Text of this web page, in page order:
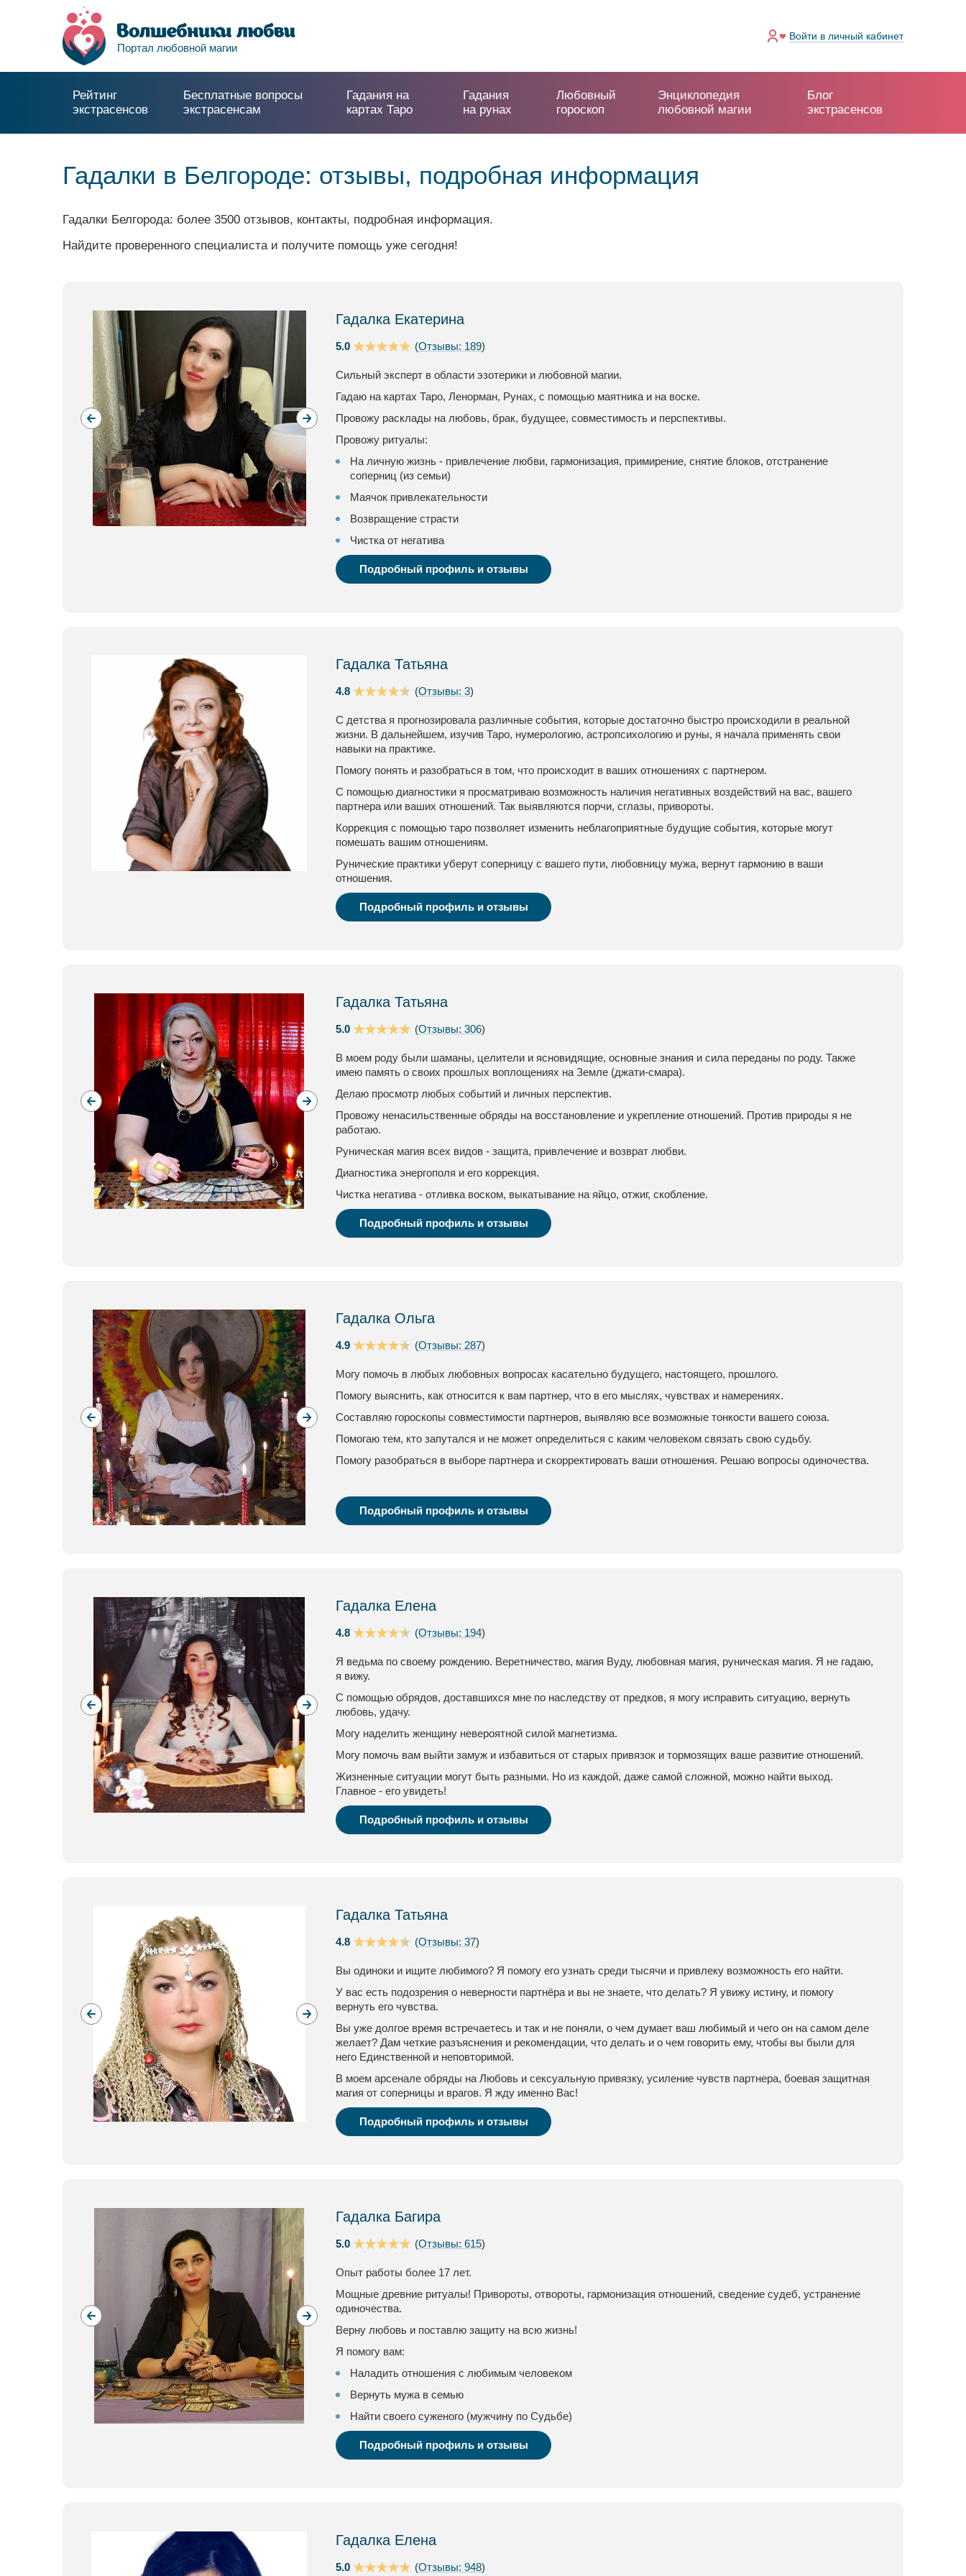
Портал любовной магии
Войти в личный кабинет
Рейтинг
экстрасенсов
Бесплатные вопросы
экстрасенсам
Гадания на
картах Таро
Гадания
на рунах
Любовный
гороскоп
Энциклопедия
любовной магии
Блог
экстрасенсов
Гадалки в Белгороде: отзывы, подробная информация
Гадалки Белгорода: более 3500 отзывов, контакты, подробная информация.
Найдите проверенного специалиста и получите помощь уже сегодня!
Гадалка Екатерина
5.0 (Отзывы: 189)
Сильный эксперт в области эзотерики и любовной магии.
Гадаю на картах Таро, Ленорман, Рунах, с помощью маятника и на воске.
Провожу расклады на любовь, брак, будущее, совместимость и перспективы.
Провожу ритуалы:
На личную жизнь - привлечение любви, гармонизация, примирение, снятие блоков, отстранение
соперниц (из семьи)
Маячок привлекательности
Возвращение страсти
Чистка от негатива
Подробный профиль и отзывы
Гадалка Татьяна
4.8 (Отзывы: 3)
С детства я прогнозировала различные события, которые достаточно быстро происходили в реальной
жизни. В дальнейшем, изучив Таро, нумерологию, астропсихологию и руны, я начала применять свои
навыки на практике.
Помогу понять и разобраться в том, что происходит в ваших отношениях с партнером.
С помощью диагностики я просматриваю возможность наличия негативных воздействий на вас, вашего
партнера или ваших отношений. Так выявляются порчи, сглазы, привороты.
Коррекция с помощью таро позволяет изменить неблагоприятные будущие события, которые могут
помешать вашим отношениям.
Рунические практики уберут соперницу с вашего пути, любовницу мужа, вернут гармонию в ваши
отношения.
Подробный профиль и отзывы
Гадалка Татьяна
5.0 (Отзывы: 306)
В моем роду были шаманы, целители и ясновидящие, основные знания и сила переданы по роду. Также
имею память о своих прошлых воплощениях на Земле (джати-смара).
Делаю просмотр любых событий и личных перспектив.
Провожу ненасильственные обряды на восстановление и укрепление отношений. Против природы я не
работаю.
Руническая магия всех видов - защита, привлечение и возврат любви.
Диагностика энергополя и его коррекция.
Чистка негатива - отливка воском, выкатывание на яйцо, отжиг, скобление.
Подробный профиль и отзывы
Гадалка Ольга
4.9 (Отзывы: 287)
Могу помочь в любых любовных вопросах касательно будущего, настоящего, прошлого.
Помогу выяснить, как относится к вам партнер, что в его мыслях, чувствах и намерениях.
Составляю гороскопы совместимости партнеров, выявляю все возможные тонкости вашего союза.
Помогаю тем, кто запутался и не может определиться с каким человеком связать свою судьбу.
Помогу разобраться в выборе партнера и скорректировать ваши отношения. Решаю вопросы одиночества.
Подробный профиль и отзывы
Гадалка Елена
4.8 (Отзывы: 194)
Я ведьма по своему рождению. Веретничество, магия Вуду, любовная магия, руническая магия. Я не гадаю,
я вижу.
С помощью обрядов, доставшихся мне по наследству от предков, я могу исправить ситуацию, вернуть
любовь, удачу.
Могу наделить женщину невероятной силой магнетизма.
Могу помочь вам выйти замуж и избавиться от старых привязок и тормозящих ваше развитие отношений.
Жизненные ситуации могут быть разными. Но из каждой, даже самой сложной, можно найти выход.
Главное - его увидеть!
Подробный профиль и отзывы
Гадалка Татьяна
4.8 (Отзывы: 37)
Вы одиноки и ищите любимого? Я помогу его узнать среди тысячи и привлеку возможность его найти.
У вас есть подозрения о неверности партнёра и вы не знаете, что делать? Я увижу истину, и помогу
вернуть его чувства.
Вы уже долгое время встречаетесь и так и не поняли, о чем думает ваш любимый и чего он на самом деле
желает? Дам четкие разъяснения и рекомендации, что делать и о чем говорить ему, чтобы вы были для
него Единственной и неповторимой.
В моем арсенале обряды на Любовь и сексуальную привязку, усиление чувств партнера, боевая защитная
магия от соперницы и врагов. Я жду именно Вас!
Подробный профиль и отзывы
Гадалка Багира
5.0 (Отзывы: 615)
Опыт работы более 17 лет.
Мощные древние ритуалы! Привороты, отвороты, гармонизация отношений, сведение судеб, устранение
одиночества.
Верну любовь и поставлю защиту на всю жизнь!
Я помогу вам:
Наладить отношения с любимым человеком
Вернуть мужа в семью
Найти своего суженого (мужчину по Судьбе)
Подробный профиль и отзывы
Гадалка Елена
5.0 (Отзывы: 948)